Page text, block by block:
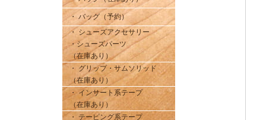
・ バッグ（予約）
・ シューズアクセサリー
・シューズパーツ
（在庫あり）
・ グリップ・サムソリッド
（在庫あり）
・ インサート系テープ
（在庫あり）
・ テーピング系テープ